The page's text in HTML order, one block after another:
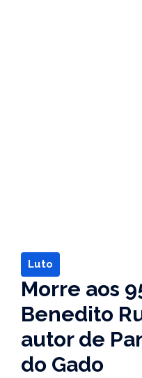
Luto
Morre aos
Benedito
autor de
do Gado